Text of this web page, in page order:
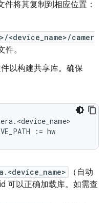
件将其复制到相应位置：
<device_name>/camer
。
以构建共享库。确保
（自动
可以正确加载库。如需查